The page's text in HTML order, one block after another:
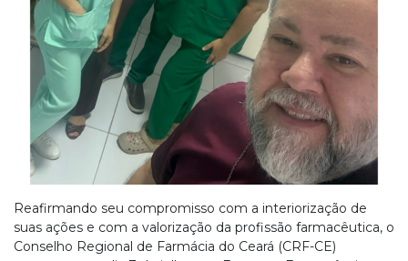
Reafirmando seu compromisso com a interiorização de
suas ações e com a valorização da profissão farmacêutica, o
Conselho Regional de Farmácia do Ceará (CRF-CE)